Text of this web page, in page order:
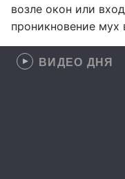
возле окон или
проникновение мух
ВИДЕО ДНЯ